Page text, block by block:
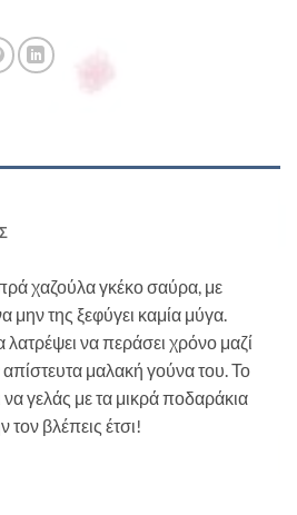
χαζούλα γκέκο σαύρα, με
μην της ξεφύγει καμία μύγα.
να περάσει χρόνο μαζί
απίστευτα μαλακή γούνα του. Το
να γελάς με τα μικρά ποδαράκια
τον βλέπεις έτσι!